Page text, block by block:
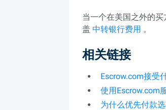
当一个在美国之外的
盖 中转银行费用 。
相关链接
Escrow.com接受
使用Escrow.com
为什么优先付款